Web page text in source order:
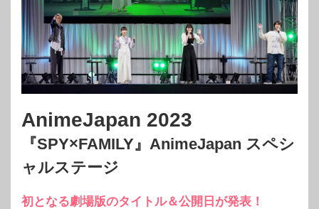
AnimeJapan 2023
『SPY×FAMILY』AnimeJapan スペシ
ャルステージ
初となる劇場版のタイトル＆公開日が発表！